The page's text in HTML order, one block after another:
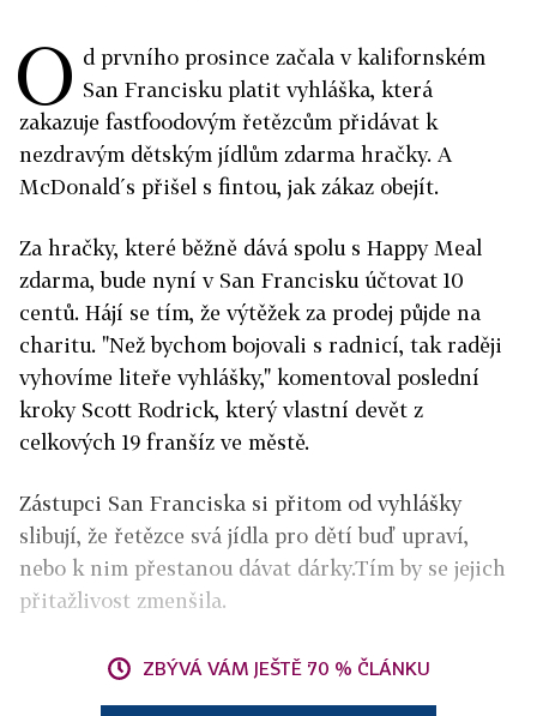
O d prvního prosince začala v kalifornském
San Francisku platit vyhláška, která
zakazuje fastfoodovým řetězcům přidávat k
nezdravým dětským jídlům zdarma hračky. A
McDonald´s přišel s fintou, jak zákaz obejít.
Za hračky, které běžně dává spolu s Happy Meal
zdarma, bude nyní v San Francisku účtovat 10
centů. Hájí se tím, že výtěžek za prodej půjde na
charitu. "Než bychom bojovali s radnicí, tak raději
vyhovíme liteře vyhlášky," komentoval poslední
kroky Scott Rodrick, který vlastní devět z
celkových 19 franšíz ve městě.
Zástupci San Franciska si přitom od vyhlášky
slibují, že řetězce svá jídla pro dětí buď upraví,
nebo k nim přestanou dávat dárky.Tím by se jejich
přitažlivost zmenšila.
ZBÝVÁ VÁM JEŠTĚ 70 % ČLÁNKU